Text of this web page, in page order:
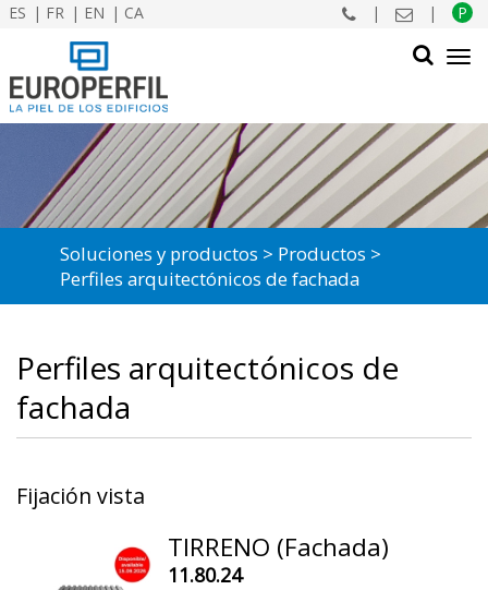
ES FR EN CA | | P
BUSCAR
Soluciones y productos
Productos
Perfiles arquitectónicos de fachada
Perfiles arquitectónicos de
fachada
Fijación vista
TIRRENO (Fachada)
11.80.24